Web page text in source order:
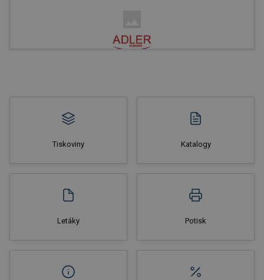
Tiskoviny Katalogy
Letáky Potisk